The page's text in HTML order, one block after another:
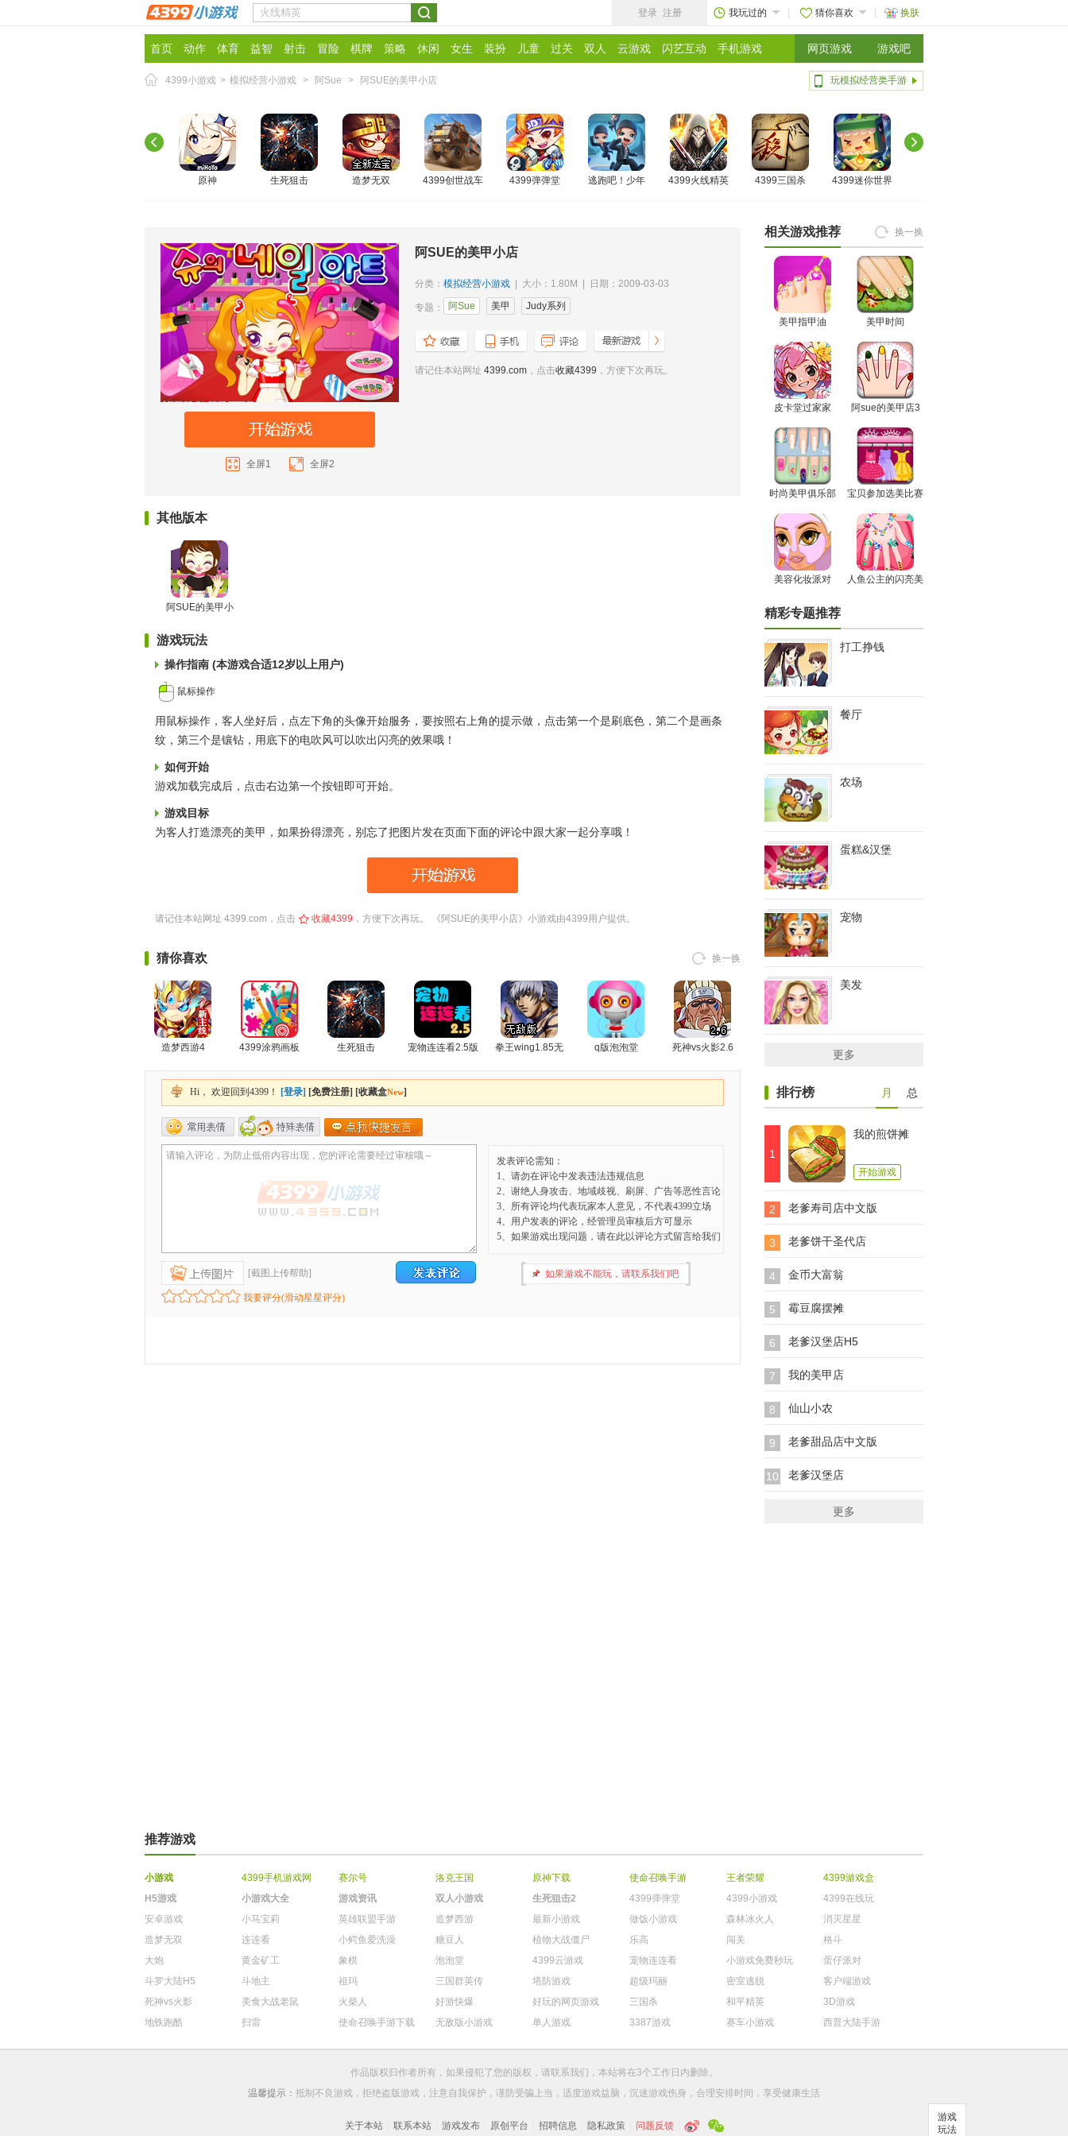
登录 注册 我玩过的 猜你喜欢 换肤
首页 动作 体育 益智 射击 冒险 棋牌 策略 休闲 女生 装扮 儿童 过关 双人 云游戏 闪艺互动 手机游戏 网页游戏 游戏吧
4399小游戏 > 模拟经营小游戏 > 阿Sue > 阿SUE的美甲小店 玩模拟经营类手游
原神 生死狙击 造梦无双 4399创世战车 4399弹弹堂 逃跑吧！少年 4399火线精英 4399三国杀 4399迷你世界
全屏1 全屏2
阿SUE的美甲小店
分类： 模拟经营小游戏 | 大小：1.80M | 日期：2009-03-03
专题： 阿Sue 美甲 Judy系列
请记住本站网址 4399.com ，点击收藏4399 ，方便下次再玩。
其他版本
阿SUE的美甲小
游戏玩法
操作指南 (本游戏合适12岁以上用户)
鼠标操作
用鼠标操作，客人坐好后，点左下角的头像开始服务，要按照右上角的提示做，点击第一个是刷底色，第二个是画条
纹，第三个是镶钻，用底下的电吹风可以吹出闪亮的效果哦！
如何开始
游戏加载完成后，点击右边第一个按钮即可开始。
游戏目标
为客人打造漂亮的美甲，如果扮得漂亮，别忘了把图片发在页面下面的评论中跟大家一起分享哦！
请记住本站网址 4399.com ，点击 收藏4399 ，方便下次再玩。 《阿SUE的美甲小店》小游戏由4399用户提供。
猜你喜欢 换一换
造梦西游4 4399涂鸦画板 生死狙击 宠物连连看2.5版
拳王wing1.85无
q版泡泡堂 死神vs火影2.6
相关游戏推荐 换一换
美甲指甲油 美甲时间
皮卡堂过家家 阿sue的美甲店3
时尚美甲俱乐部 宝贝参加选美比赛
美容化妆派对
人鱼公主的闪亮美
精彩专题推荐
打工挣钱
餐厅
农场
蛋糕&汉堡
宠物
美发
更多
排行榜 月 总
1
我的煎饼摊
开始游戏
2 老爹寿司店中文版
3 老爹饼干圣代店
4 金币大富翁
5 霉豆腐摆摊
6 老爹汉堡店H5
7 我的美甲店
8 仙山小农
9 老爹甜品店中文版
10 老爹汉堡店
更多
推荐游戏
小游戏 4399手机游戏网 赛尔号 洛克王国 原神下载 使命召唤手游 王者荣耀
4399游戏盒
H5游戏
小游戏大全 游戏资讯 双人小游戏 生死狙击2 4399弹弹堂 4399小游戏
4399在线玩
安卓游戏
小马宝莉 英雄联盟手游 造梦西游 最新小游戏 做饭小游戏 森林冰火人
消灭星星
造梦无双
连连看 小鳄鱼爱洗澡 糖豆人 植物大战僵尸 乐高 闯关
格斗
大炮
黄金矿工 象棋 泡泡堂 4399云游戏 宠物连连看 小游戏免费秒玩
蛋仔派对
斗罗大陆H5
斗地主 祖玛 三国群英传 塔防游戏 超级玛丽 密室逃脱
客户端游戏
死神vs火影
美食大战老鼠 火柴人 好游快爆 好玩的网页游戏 三国杀 和平精英
3D游戏
地铁跑酷
扫雷 使命召唤手游下载 无敌版小游戏 单人游戏 3387游戏 赛车小游戏 西普大陆手游
游戏
玩法
作品版权归作者所有，如果侵犯了您的版权，请联系我们 ，本站将在3个工作日内删除。
温馨提示： 抵制不良游戏，拒绝盗版游戏，注意自我保护，谨防受骗上当，适度游戏益脑，沉迷游戏伤身，合理安排时间，享受健康生活
关于本站 联系本站 游戏发布 原创平台 招聘信息 隐私政策 问题反馈